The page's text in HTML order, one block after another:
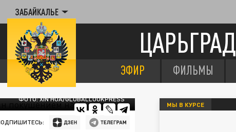
ЗАБАЙКАЛЬЕ
ЦАРЬГРАД
ЭФИР ФИЛЬМЫ
ФОТО: XIN HUA/GLOBALLOOKPRESS
МЫ В КУРСЕ